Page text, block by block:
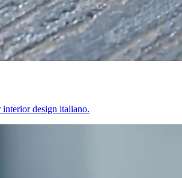
design italiano.